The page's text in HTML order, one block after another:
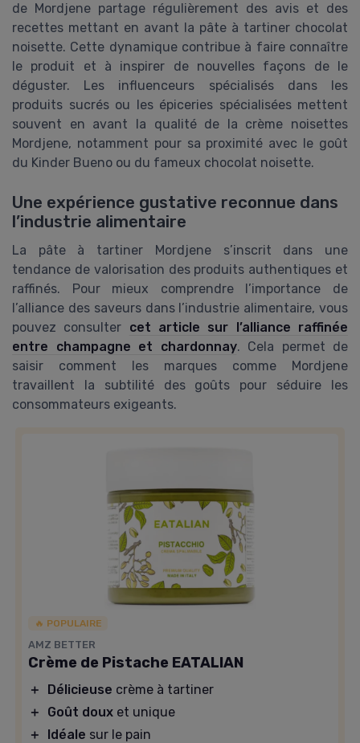
de Mordjene partage régulièrement des avis et des
recettes mettant en avant la pâte à tartiner chocolat
noisette. Cette dynamique contribue à faire connaître
le produit et à inspirer de nouvelles façons de le
déguster. Les influenceurs spécialisés dans les
produits sucrés ou les épiceries spécialisées mettent
souvent en avant la qualité de la crème noisettes
Mordjene, notamment pour sa proximité avec le goût
du Kinder Bueno ou du fameux chocolat noisette.
Une expérience gustative reconnue dans
l’industrie alimentaire
La pâte à tartiner Mordjene s’inscrit dans une
tendance de valorisation des produits authentiques et
raffinés. Pour mieux comprendre l’importance de
l’alliance des saveurs dans l’industrie alimentaire, vous
pouvez consulter cet article sur l’alliance raffinée
entre champagne et chardonnay. Cela permet de
saisir comment les marques comme Mordjene
travaillent la subtilité des goûts pour séduire les
consommateurs exigeants.
🔥 POPULAIRE
AMZ BETTER
Crème de Pistache EATALIAN
＋ Délicieuse crème à tartiner
＋
Goût doux et unique
＋
Idéale sur le pain